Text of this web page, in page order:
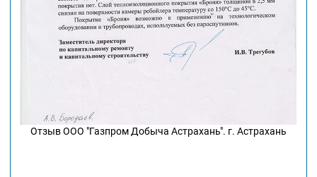
Отзыв ООО "Газпром Добыча Астрахань". г. Астрахань